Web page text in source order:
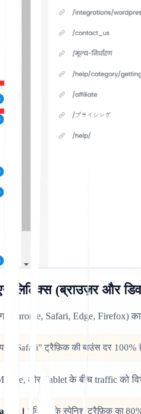
(ब्राउज़र और
(Chrome, Safari, Edge, Firefox)
"Safari" ट्रैफ़िक की बाउंस दर 100%
और Tablet के बीच traffic को
यदि आपके स्पेनिश ट्रैफ़िक का 80%